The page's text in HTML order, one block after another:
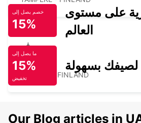
KUOPIO
TOIVALA - FINLAND
خصم يصل إلى
15%
على مستوى
العالم
ما يصل إلى
15%
تخفيض
بسهولة
Our Blog articles in